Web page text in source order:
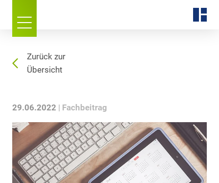
Zurück zur
Übersicht
29.06.2022 Fachbeitrag